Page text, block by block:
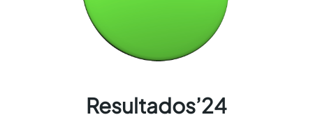
Resultados’24